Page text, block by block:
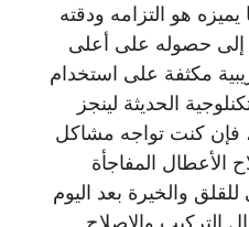
هو التزامه ودقته
إلى حصوله على أعلى
مكثفة على استخدام
الحديثة لينجز
فإن كنت تواجه مشاكل
المفاجأة
للقلق والخيرة بعد اليوم
التركيب والإصلاح